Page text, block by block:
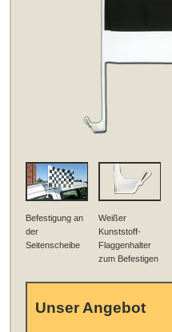
Befestigung an
der
Seitenscheibe
Weißer
Kunststoff-
Flaggenhalter
zum Befestigen
Unser Angebot